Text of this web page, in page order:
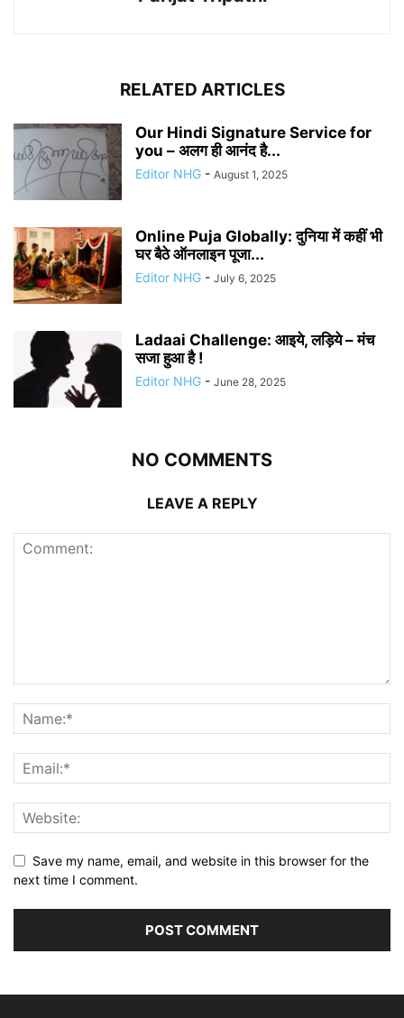
RELATED ARTICLES
Our Hindi Signature Service for
you – अलग ही आनंद है...
Editor NHG - August 1, 2025
Online Puja Globally: दुनिया में कहीं भी
घर बैठे ऑनलाइन पूजा...
Editor NHG - July 6, 2025
Ladaai Challenge: आइये, लड़िये – मंच
सजा हुआ है !
Editor NHG - June 28, 2025
NO COMMENTS
LEAVE A REPLY
Save my name, email, and website in this browser for the
next time I comment.